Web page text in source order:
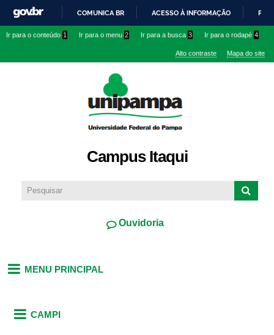
conteúdo
IR
O
COMUNICA BR ACESSO À INFORMAÇÃO
Ir para o conteúdo 1 Ir para o menu 2 Ir para a busca 3 Ir para o rodapé 4
Alto contraste Mapa do site
Campus Itaqui
Ouvidoria
MENU PRINCIPAL
CAMPI